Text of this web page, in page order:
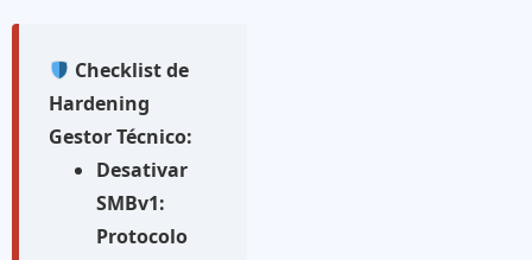
Checklist de
Hardening
Gestor Técnico:
Desativar
SMBv1:
Protocolo